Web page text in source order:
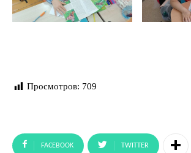
Просмотров: 709
FACEBOOK TWITTER